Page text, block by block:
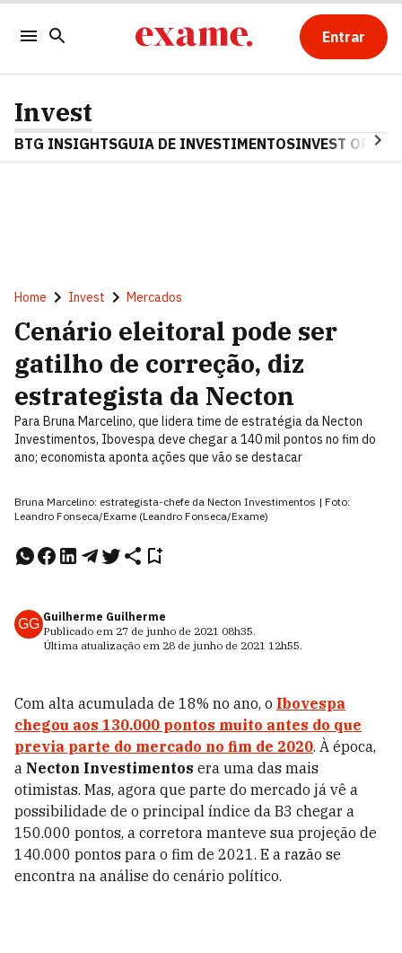
Entrar
Invest
BTG INSIGHTSGUIA DE INVESTIMENTOSINVEST OPINA
Home Invest Mercados
Cenário eleitoral pode ser
gatilho de correção, diz
estrategista da Necton
Para Bruna Marcelino, que lidera time de estratégia da Necton
Investimentos, Ibovespa deve chegar a 140 mil pontos no fim do
ano; economista aponta ações que vão se destacar
Bruna Marcelino: estrategista-chefe da Necton Investimentos | Foto:
Leandro Fonseca/Exame (Leandro Fonseca/Exame)
GG Guilherme Guilherme
Publicado em 27 de junho de 2021 08h35.
Última atualização em 28 de junho de 2021 12h55.
Com alta acumulada de 18% no ano, o Ibovespa
chegou aos 130.000 pontos muito antes do que
previa parte do mercado no fim de 2020. À época,
a Necton Investimentos era uma das mais
otimistas. Mas, agora que parte do mercado já vê a
possibilidade de o principal índice da B3 chegar a
150.000 pontos, a corretora manteve sua projeção de
140.000 pontos para o fim de 2021. E a razão se
encontra na análise do cenário político.